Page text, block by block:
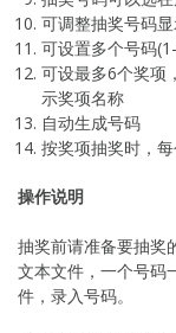
可调整抽奖号码
可设置多个号码
可设最多6个奖项
示奖项名称
自动生成号码
按奖项抽奖时，
操作说明
抽奖前请准备要抽奖
文本文件，一个号码
件，录入号码。